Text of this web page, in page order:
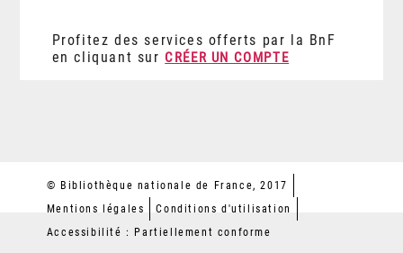
Profitez des services offerts par la BnF
en cliquant sur CRÉER UN COMPTE
© Bibliothèque nationale de France, 2017
Mentions légales
Conditions d'utilisation
Accessibilité : Partiellement conforme